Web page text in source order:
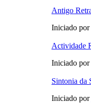
Antigo
Iniciado por
Actividade
Iniciado por
Sintonia da
Iniciado por